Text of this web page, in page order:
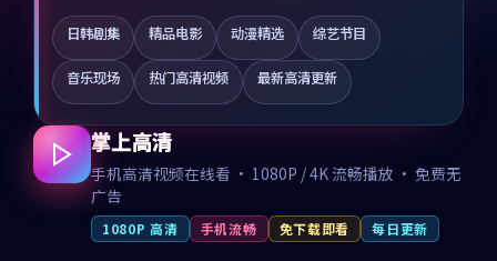
日韩剧集 精品电影 动漫精选 综艺节目
音乐现场 热门高清视频 最新高清更新
掌上高清
手机高清视频在线看 · 1080P / 4K 流畅播放 · 免费无
广告
1080P 高清 手机流畅 免下载即看 每日更新